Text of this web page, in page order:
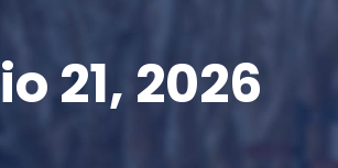
21, 2026